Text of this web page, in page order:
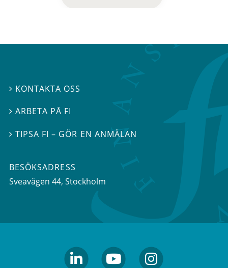
 KONTAKTA OSS
ARBETA PÅ FI
TIPSA FI – GÖR EN ANMÄLAN
BESÖKSADRESS
Sveavägen 44, Stockholm